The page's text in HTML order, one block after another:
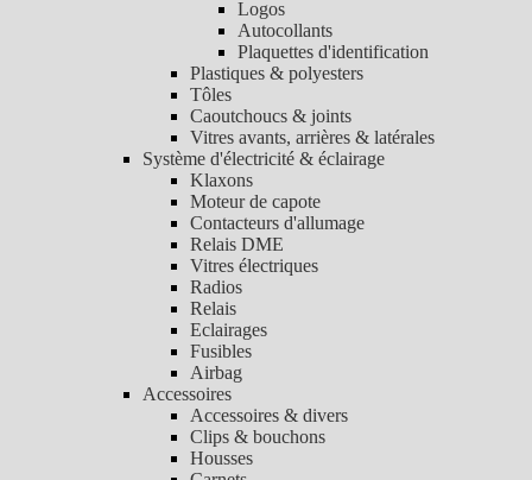
Logos
Autocollants
Plaquettes d'identification
Plastiques & polyesters
Tôles
Caoutchoucs & joints
Vitres avants, arrières & latérales
Système d'électricité & éclairage
Klaxons
Moteur de capote
Contacteurs d'allumage
Relais DME
Vitres électriques
Radios
Relais
Eclairages
Fusibles
Airbag
Accessoires
Accessoires & divers
Clips & bouchons
Housses